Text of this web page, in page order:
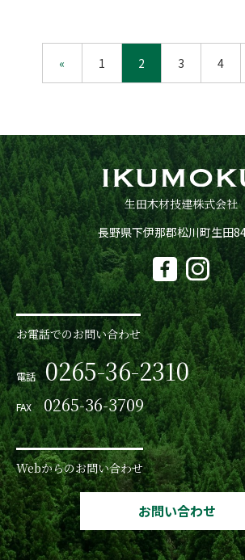
« 1 2 3 4
生田木材技建株式会社
長野県下伊那郡松川町生田
お電話でのお問い合わせ
電話 0265-36-2310
FAX0265-36-3709
Webからのお問い合わせ
お問い合わせ